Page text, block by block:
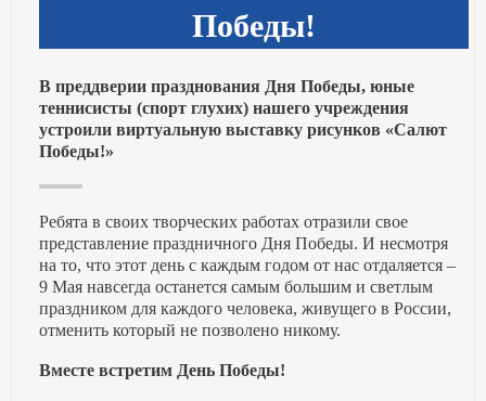
Победы!
В преддверии празднования Дня Победы, юные
теннисисты (спорт глухих) нашего учреждения
устроили виртуальную выставку рисунков «Салют
Победы!»
Ребята в своих творческих работах отразили свое
представление праздничного Дня Победы. И несмотря
на то, что этот день с каждым годом от нас отдаляется –
9 Мая навсегда останется самым большим и светлым
праздником для каждого человека, живущего в России,
отменить который не позволено никому.
Вместе встретим День Победы!